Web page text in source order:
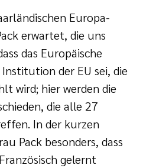
Europa-
erwartet, die uns
das Europäische
der EU sei, die
wird; hier werden die
die alle 27
In der kurzen
Pack besonders, dass
gelernt